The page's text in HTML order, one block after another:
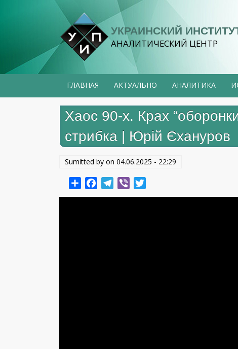
УКРАИНСКИЙ
АНАЛИТИЧЕСКИЙ ЦЕНТР
ГЛАВНАЯ АКТУАЛЬНО АНАЛИТИКА
Хаос 90-х. Крах
стрибка | Юрій Єхануров
Sumitted by on 04.06.2025 - 22:29
ShareFacebookTelegram
Viber